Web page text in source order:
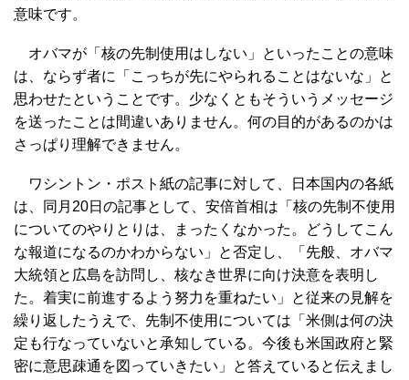
意味です。
オバマが「核の先制使用はしない」といったことの意味
は、ならず者に「こっちが先にやられることはないな」と
思わせたということです。少なくともそういうメッセージ
を送ったことは間違いありません。何の目的があるのかは
さっぱり理解できません。
ワシントン・ポスト紙の記事に対して、日本国内の各紙
は、同月20日の記事として、安倍首相は「核の先制不使用
についてのやりとりは、まったくなかった。どうしてこん
な報道になるのかわからない」と否定し、「先般、オバマ
大統領と広島を訪問し、核なき世界に向け決意を表明し
た。着実に前進するよう努力を重ねたい」と従来の見解を
繰り返したうえで、先制不使用については「米側は何の決
定も行なっていないと承知している。今後も米国政府と緊
密に意思疎通を図っていきたい」と答えていると伝えまし